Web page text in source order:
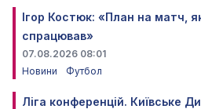
Ігор Костюк: «План на матч,
спрацював»
07.08.2026 08:01
Новини
Футбол
Ліга конференцій. Київське